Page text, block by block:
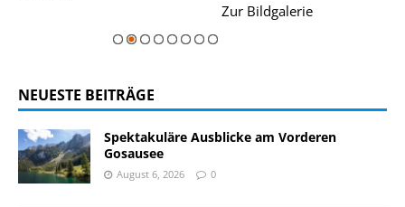
Zur Bildgalerie
NEUESTE BEITRÄGE
Spektakuläre Ausblicke am Vorderen
Gosausee
August 6, 2026 0